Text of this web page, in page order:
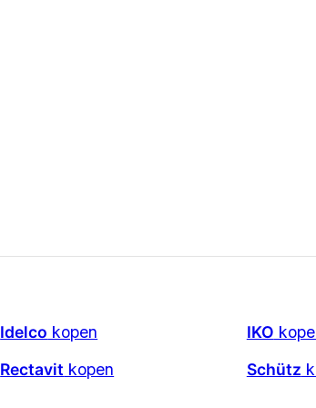
Idelco kopen IKO
Rectavit kopen Schütz